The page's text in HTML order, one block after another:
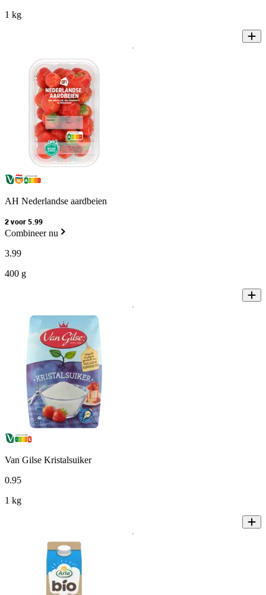
1 kg
AH Nederlandse aardbeien
2 voor 5.99
Combineer nu
3.99
400 g
Van Gilse Kristalsuiker
0.95
1 kg